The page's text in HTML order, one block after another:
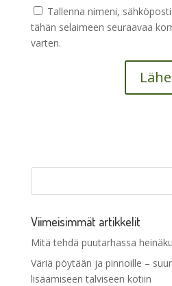
Tallenna nimeni,
tähän selaimeen seuraavaa
varten.
Viimeisimmät artikkelit
Mitä tehdä puutarhassa
Väriä pöytään ja pinnoille –
lisäämiseen talviseen kotiin